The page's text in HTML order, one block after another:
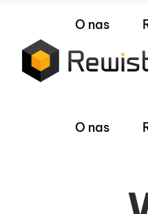
O nas
O nas